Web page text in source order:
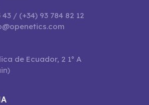
43 / (+34) 93 784 82 12
de Ecuador, 2 1º A